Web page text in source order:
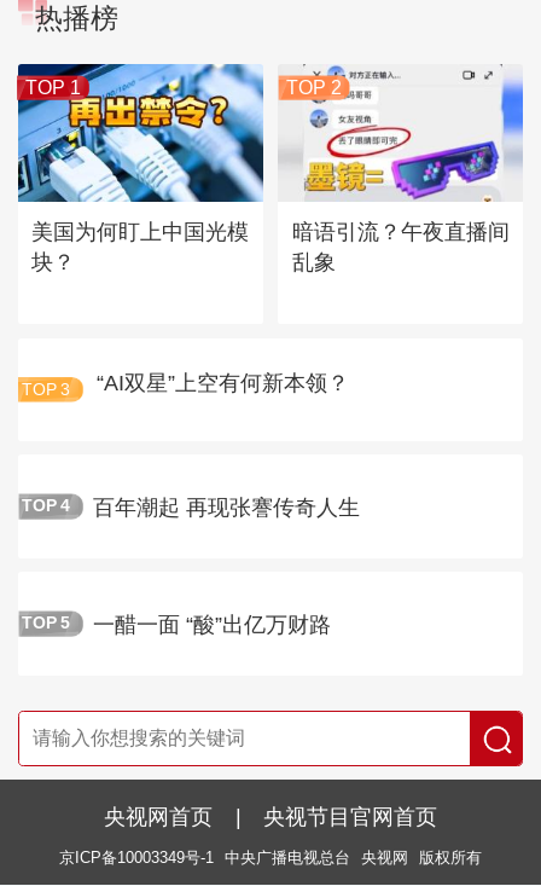
热播榜
TOP 1
美国为何盯上中国光模
块？
TOP 2
暗语引流？午夜直播间
乱象
TOP 3 “AI双星”上空有何新本领？
TOP 4 百年潮起 再现张謇传奇人生
TOP 5 一醋一面 “酸”出亿万财路
央视网首页 | 央视节目官网首页
京ICP备10003349号-1 中央广播电视总台 央视网 版权所有